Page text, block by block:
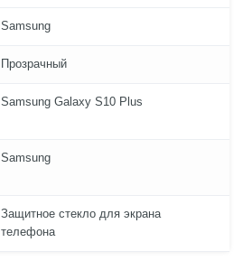
Samsung
Прозрачный
Samsung Galaxy S10 Plus
Samsung
Защитное стекло для экрана
телефона